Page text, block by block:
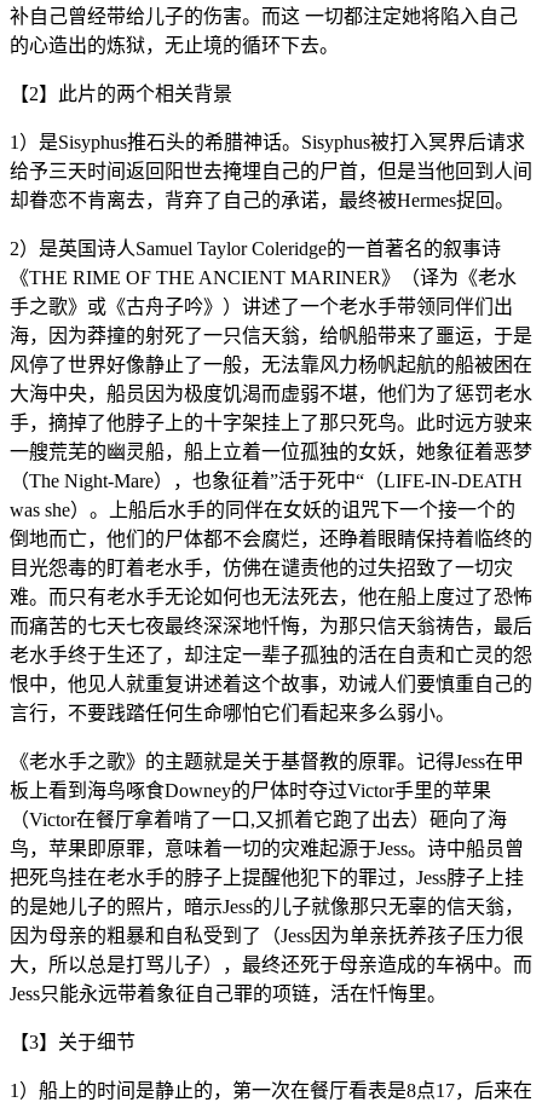
补自己曾经带给儿子的伤害。而这 一切都注定她将陷入自己
的心造出的炼狱，无止境的循环下去。
【2】此片的两个相关背景
1）是Sisyphus推石头的希腊神话。Sisyphus被打入冥界后请求
给予三天时间返回阳世去掩埋自己的尸首，但是当他回到人间
却眷恋不肯离去，背弃了自己的承诺，最终被Hermes捉回。
2）是英国诗人Samuel Taylor Coleridge的一首著名的叙事诗
《THE RIME OF THE ANCIENT MARINER》（译为《老水
手之歌》或《古舟子吟》）讲述了一个老水手带领同伴们出
海，因为莽撞的射死了一只信天翁，给帆船带来了噩运，于是
风停了世界好像静止了一般，无法靠风力杨帆起航的船被困在
大海中央，船员因为极度饥渴而虚弱不堪，他们为了惩罚老水
手，摘掉了他脖子上的十字架挂上了那只死鸟。此时远方驶来
一艘荒芜的幽灵船，船上立着一位孤独的女妖，她象征着恶梦
（The Night-Mare），也象征着”活于死中“（LIFE-IN-DEATH
was she）。上船后水手的同伴在女妖的诅咒下一个接一个的
倒地而亡，他们的尸体都不会腐烂，还睁着眼睛保持着临终的
目光怨毒的盯着老水手，仿佛在谴责他的过失招致了一切灾
难。而只有老水手无论如何也无法死去，他在船上度过了恐怖
而痛苦的七天七夜最终深深地忏悔，为那只信天翁祷告，最后
老水手终于生还了，却注定一辈子孤独的活在自责和亡灵的怨
恨中，他见人就重复讲述着这个故事，劝诫人们要慎重自己的
言行，不要践踏任何生命哪怕它们看起来多么弱小。
《老水手之歌》的主题就是关于基督教的原罪。记得Jess在甲
板上看到海鸟啄食Downey的尸体时夺过Victor手里的苹果
（Victor在餐厅拿着啃了一口,又抓着它跑了出去）砸向了海
鸟，苹果即原罪，意味着一切的灾难起源于Jess。诗中船员曾
把死鸟挂在老水手的脖子上提醒他犯下的罪过，Jess脖子上挂
的是她儿子的照片，暗示Jess的儿子就像那只无辜的信天翁，
因为母亲的粗暴和自私受到了（Jess因为单亲抚养孩子压力很
大，所以总是打骂儿子），最终还死于母亲造成的车祸中。而
Jess只能永远带着象征自己罪的项链，活在忏悔里。
【3】关于细节
1）船上的时间是静止的，第一次在餐厅看表是8点17，后来在